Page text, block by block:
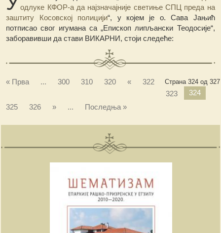
одлуке КФОР-а да најзначајније светиње СПЦ преда на
заштиту Косовској полицији“, у којем је о. Сава Јањић
потписао свог игумана са „Епископ липљански Теодосије“,
заборавивши да стави ВИКАРНИ, стоји следеће:
Страна 324 од 327
« Прва ... 300 310 320 «
322
323
324
325
326 » ... Последња »